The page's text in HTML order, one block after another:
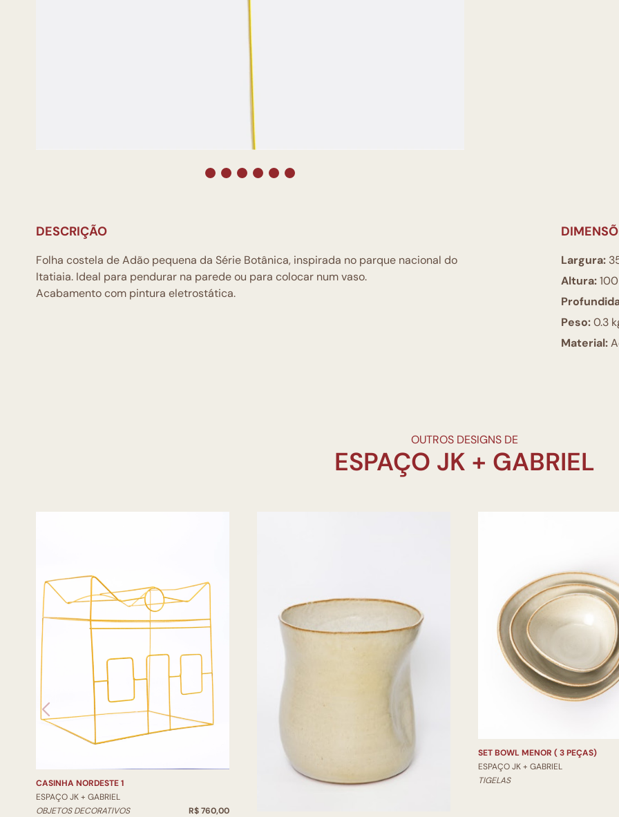
DESCRIÇÃO
Folha costela de Adão pequena da Série Botânica, inspirada no parque nacional do
Itatiaia. Ideal para pendurar na parede ou para colocar num vaso.
Acabamento com pintura eletrostática.
Largura:
Altura:
Peso:0.3
Material:
OUTROS DESIGNS DE
CASINHA NORDESTE 1
ESPAÇO JK + GABRIEL
OBJETOS DECORATIVOS
R$ 760,00
SET BOWL MENOR ( 3 PEÇAS)
ESPAÇO JK + GABRIEL
TIGELAS